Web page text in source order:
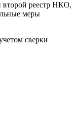
второй реестр НКО,
меры
сверки